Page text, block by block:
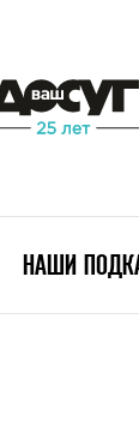
НАШИ